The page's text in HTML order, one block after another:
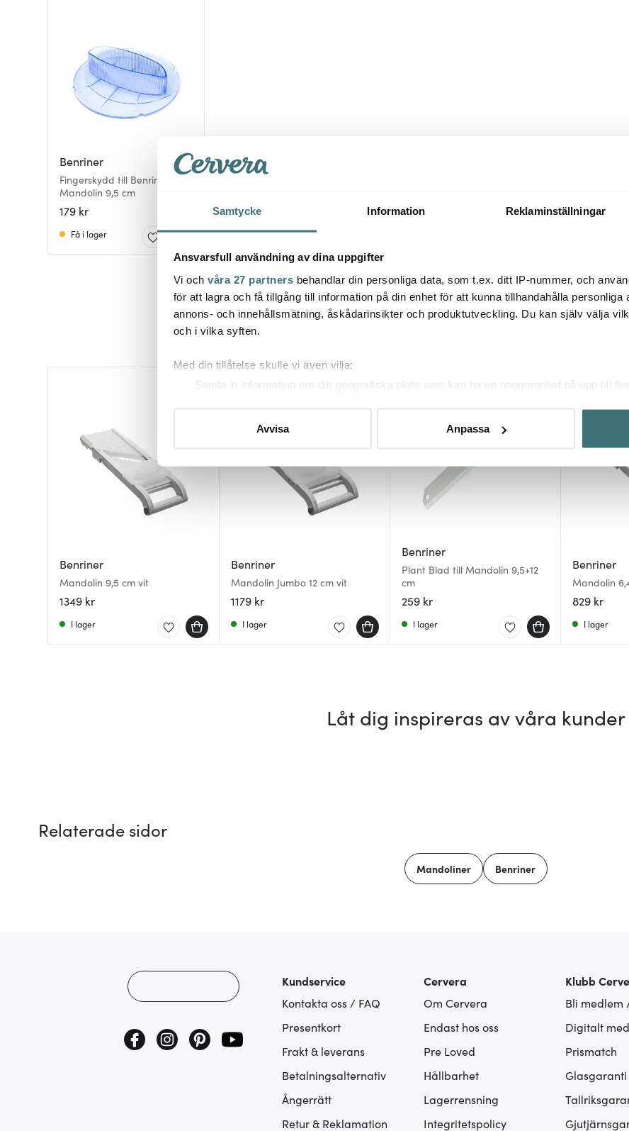
Samtycke Information Reklaminställningar
Ansvarsfull användning av dina uppgifter
Vi och våra 27 partners behandlar din personliga data, som t.ex. ditt IP-nummer, och
för att lagra och få tillgång till information på din enhet för att kunna tillhandahålla personliga
annons- och innehållsmätning, åskådarinsikter och produktutveckling. Du kan själv välja
och i vilka syften.
Med din tillåtelse skulle vi även vilja:
Samla in information om din geografiska plats som kan ha en noggrannhet på upp till
eller dra tillbaka ditt samtycke när som helst från cookie-förklaringen.
Vi använder cookies för att innehållet och annonserna ska anpassas efter det som vi tror
att vi kan analysera vår trafik och göra hemsidan ännu bättre. Du bestämmer själv vilka
av.
Avvisa Anpassa
Benriner
Fingerskydd till Benriner
Mandolin 9,5 cm
179 kr
Få i lager
Du kanske också gillar
Benriner
Mandolin 9,5 cm vit
1349 kr
I lager
Benriner
Mandolin Jumbo 12 cm vit
1179 kr
I lager
Benriner
Plant Blad till Mandolin 9,5+12
cm
259 kr
I lager
Benriner
Mandolin
829 kr
I lager
Låt dig inspireras av våra kunder
Relaterade sidor
Mandoliner Benriner
Kundservice
Kontakta oss / FAQ
Presentkort
Frakt & leverans
Betalningsalternativ
Ångerrätt
Retur & Reklamation
Cervera
Om Cervera
Endast hos oss
Pre Loved
Hållbarhet
Lagerrensning
Integritetspolicy
Klubb
Bli medlem
Digitalt
Prismatch
Glasgaranti